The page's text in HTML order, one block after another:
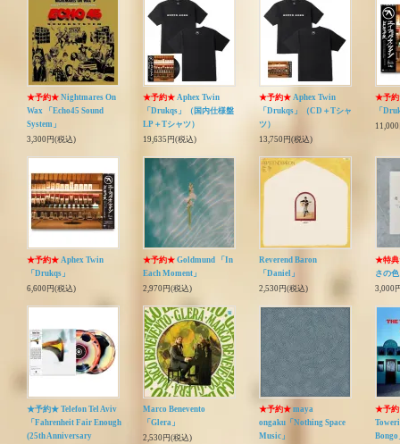
★予約★ Nightmares On
Wax 「Echo45 Sound
System」
3,300円(税込)
★予約★ Aphex Twin
「Drukqs」（国内仕様盤
LP＋Tシャツ）
19,635円(税込)
★予約★ Aphex Twin
「Drukqs」（CD＋Tシャ
ツ）
13,750円(税込)
★予
「
★予約★ Aphex Twin
「Drukqs」
6,600円(税込)
★予約★ Goldmund 「In
Each Moment」
2,970円(税込)
Reverend Baron
「Daniel」
2,530円(税込)
★特
さの
3,000
★予約★ Telefon Tel Aviv
「Fahrenheit Fair Enough
(25th Anniversary
Marco Benevento
「Glera」
2,530円(税込)
★予約★ maya
ongaku「Nothing Space
Music」
★予
Bongo